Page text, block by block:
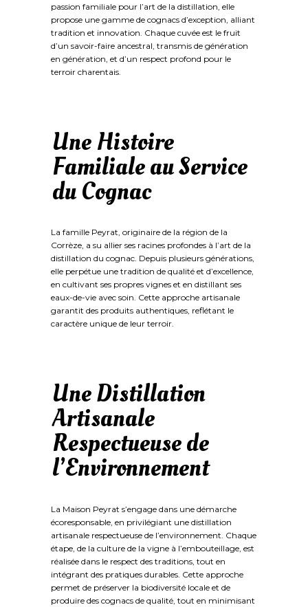
passion familiale pour l’art de la distillation, elle
propose une gamme de cognacs d’exception, alliant
tradition et innovation. Chaque cuvée est le fruit
d’un savoir-faire ancestral, transmis de génération
en génération, et d’un respect profond pour le
terroir charentais.
Une Histoire
Familiale au Service
du Cognac
La famille Peyrat, originaire de la région de la
Corrèze, a su allier ses racines profondes à l’art de la
distillation du cognac. Depuis plusieurs générations,
elle perpétue une tradition de qualité et d’excellence,
en cultivant ses propres vignes et en distillant ses
eaux-de-vie avec soin. Cette approche artisanale
garantit des produits authentiques, reflétant le
caractère unique de leur terroir.
Une Distillation
Artisanale
Respectueuse de
l’Environnement
La Maison Peyrat s’engage dans une démarche
écoresponsable, en privilégiant une distillation
artisanale respectueuse de l’environnement. Chaque
étape, de la culture de la vigne à l’embouteillage, est
réalisée dans le respect des traditions, tout en
intégrant des pratiques durables. Cette approche
permet de préserver la biodiversité locale et de
produire des cognacs de qualité, tout en minimisant